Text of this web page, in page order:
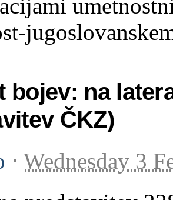
bojev: na
ČKZ)
⋅ Wednesday 3